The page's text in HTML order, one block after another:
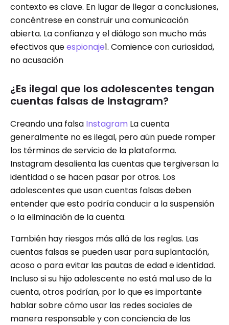
contexto es clave. En lugar de llegar a conclusiones,
concéntrese en construir una comunicación
abierta. La confianza y el diálogo son mucho más
efectivos queespionaje1. Comience con curiosidad,
no acusación
¿Es ilegal que los adolescentes tengan
cuentas falsas de Instagram?
Creando una falsa Instagram La cuenta
generalmente no es ilegal, pero aún puede romper
los términos de servicio de la plataforma.
Instagram desalienta las cuentas que tergiversan la
identidad o se hacen pasar por otros. Los
adolescentes que usan cuentas falsas deben
entender que esto podría conducir a la suspensión
o la eliminación de la cuenta.
También hay riesgos más allá de las reglas. Las
cuentas falsas se pueden usar para suplantación,
acoso o para evitar las pautas de edad e identidad.
Incluso si su hijo adolescente no está mal uso de la
cuenta, otros podrían, por lo que es importante
hablar sobre cómo usar las redes sociales de
manera responsable y con conciencia de las